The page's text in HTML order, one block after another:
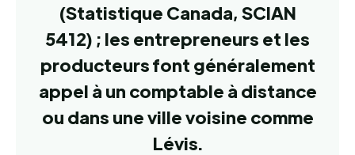
(Statistique Canada, SCIAN
5412) ; les entrepreneurs et les
producteurs font généralement
appel à un comptable à distance
ou dans une ville voisine comme
Lévis.